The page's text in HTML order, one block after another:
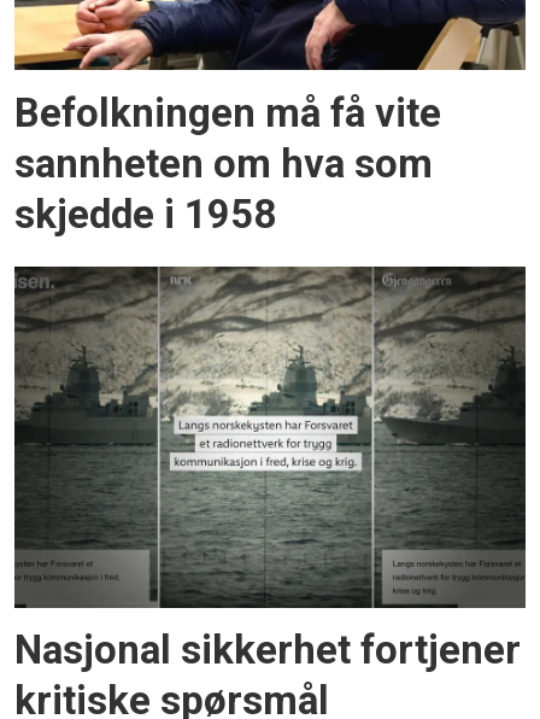
Befolkningen må få vite
sannheten om hva som
skjedde i 1958
Nasjonal sikkerhet fortjener
kritiske spørsmål